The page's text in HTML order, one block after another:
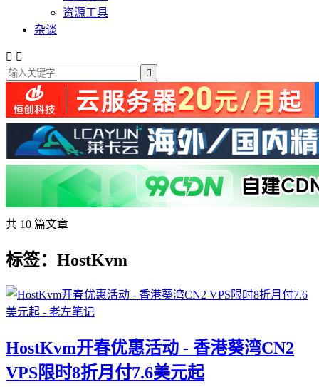
资源工具
杂谈
 

共 10 篇文章
标签：HostKvm
HostKvm开春优惠活动 - 香港葵湾CN2
VPS限时8折月付7.6美元起